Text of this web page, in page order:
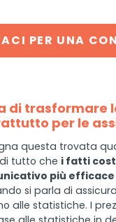
PER UNA
di trasformare
per le
questa trovata
tutto che i fatti
più efficace
si parla di
alle statistiche. I